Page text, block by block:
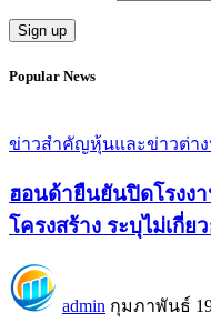
Popular News
ข่าวสำคัญหุ้นและข่าวต่าง
ฮอนด้ายืนยันปิดโรงง
โครงสร้าง ระบุไม่เกี่ย
admin กุมภาพันธ์